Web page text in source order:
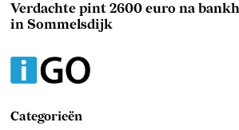
Verdachte pint 2600 euro na
in Sommelsdijk
Categorieën